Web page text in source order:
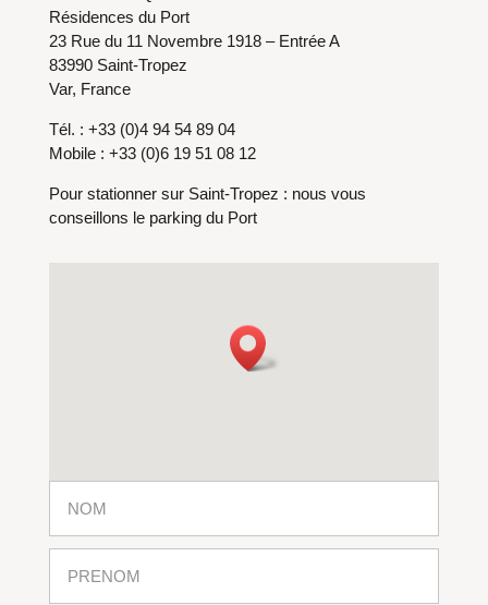
Résidences du Port
23 Rue du 11 Novembre 1918 – Entrée A
83990 Saint-Tropez
Var, France
Tél. : +33 (0)4 94 54 89 04
Mobile : +33 (0)6 19 51 08 12
Pour stationner sur Saint-Tropez : nous vous
conseillons le parking du Port